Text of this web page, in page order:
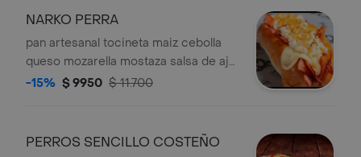
NARKO PERRA
pan artesanal tocineta maiz cebolla
queso mozarella mostaza salsa de ajo
salsa rosada ripio de papa.
-15% $ 9950 $ 11.700
PERROS SENCILLO COSTEÑO